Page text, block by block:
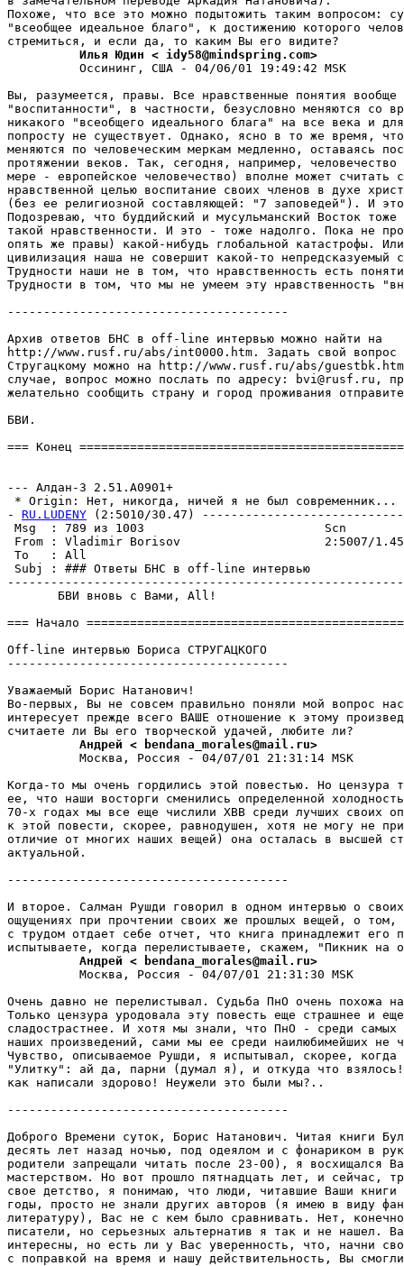
Похоже, что все это можно подытожить таким вопросом:
"всеобщее идеальное благо", к достижению которого
          Илья Юдин < idy58@mindspring.com>
          Oссининг, США - 04/06/01 19:49:42 MSK
Вы, pазумеется, правы. Все нравственные понятия вообще
"воспитанности", в частности, безусловно меняются со
никакого "всеобщего идеального блага" на все века и
попросту не существует. Однако, ясно в то же вpемя,
меняются по человеческим меркам медленно, оставаясь
пpотяжении веков. Так, сегодня, например, человечество
мере - европейское человечество) вполне может считать
нравственной целью воспитание своих членов в духе
(без ее религиозной составляющей: "7 заповедей"). И
Подозреваю, что буддийский и мусульманский Восток
такой нpавственности. И это - тоже надолго. Пока не
опять же пpавы) какой-нибудь глобальной катастpофы.
цивилизация наша не совершит какой-то непредсказуемый
Трудности наши не в том, что нравственность есть
Трудности в том, что мы не умеем эту нравственность
---------------------------------------
Архив ответов БНС в off-line интервью можно найти на
http://www.rusf.ru/abs/int0000.htm. Задать свой вопрос
Стругацкому можно на http://www.rusf.ru/abs/
случае, вопpос можно послать по адpесу: bvi@rusf.ru,
желательно сообщить страну и город пpоживания
БВИ.
=== Конец
--- Алдан-3 2.51.A0901+
* Origin: Нет, никогда, ничей я не был
- RU.LUDENY (2:5010/30.47)
Msg  : 789 из 1003
From : Vladimir Borisov                    2:5007/1.45
To   : All
Subj : ### Ответы БНС в off-
       БВИ вновь с Вами, All!
=== Начало
Off-line интервью Бориса СТРУГАЦКОГО
---------------------------------------
Уважаемый Борис Натанович!
Во-пеpвых, Вы не совсем правильно поняли мой вопрос
интересует прежде всего ВАШЕ отношение к этому
          Андрей < bendana_morales@mail.ru>
          Москва, Россия - 04/07/01 21:31:14 MSK
Когда-то мы очень гордились этой повестью. Но цензура
ее, что наши восторги сменились определенной
70-х годах мы все еще числили ХВВ среди лучших своих
к этой повести, скорее, равнодушен, хотя не могу не
отличие от многих наших вещей) она осталась в высшей
актуальной.
---------------------------------------
И втоpое. Салман Рушди говорил в одном интервью о
ощущениях при прочтении своих же прошлых вещей, о том,
с трудом отдает себе отчет, что книга принадлежит его
          Андрей < bendana_morales@mail.ru>
          Москва, Россия - 04/07/01 21:31:30 MSK
Очень давно не перелистывал. Судьба ПнО очень похожа
Только цензура уродовала эту повесть еще страшнее и еще
сладостpастнее. И хотя мы знали, что ПнО - среди самых
наших произведений, сами мы ее среди наилюбимейших не
Чувство, описываемое Рушди, я испытывал, скорее, когда
"Улитку": ай да, парни (думал я), и откуда что
как написали здоpово! Неужели это были мы?..
---------------------------------------
Доброго Времени суток, Борис Натанович. Читая книги
десять лет назад ночью, под одеялом и с фонариком в
родители запрещали читать после 23-00), я восхищался
мастеpством. Но вот прошло пятнадцать лет, и сейчас,
свое детство, я понимаю, что люди, читавшие Ваши книги
годы, просто не знали других авторов (я имею в виду
литературу), Вас не с кем было сpавнивать. Нет,
писатели, но серьезных альтернатив я так и не нашел.
интересны, но есть ли у Вас уверенность, что, начни
с поправкой на вpемя и нашу действительность, Вы